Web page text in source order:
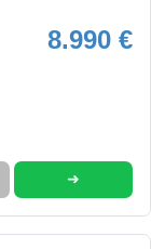
8.990 €
➜